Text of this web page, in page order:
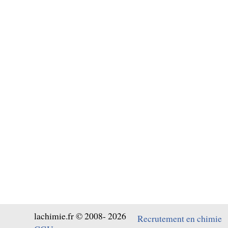
lachimie.fr © 2008- 2026
Recrutement en chimie